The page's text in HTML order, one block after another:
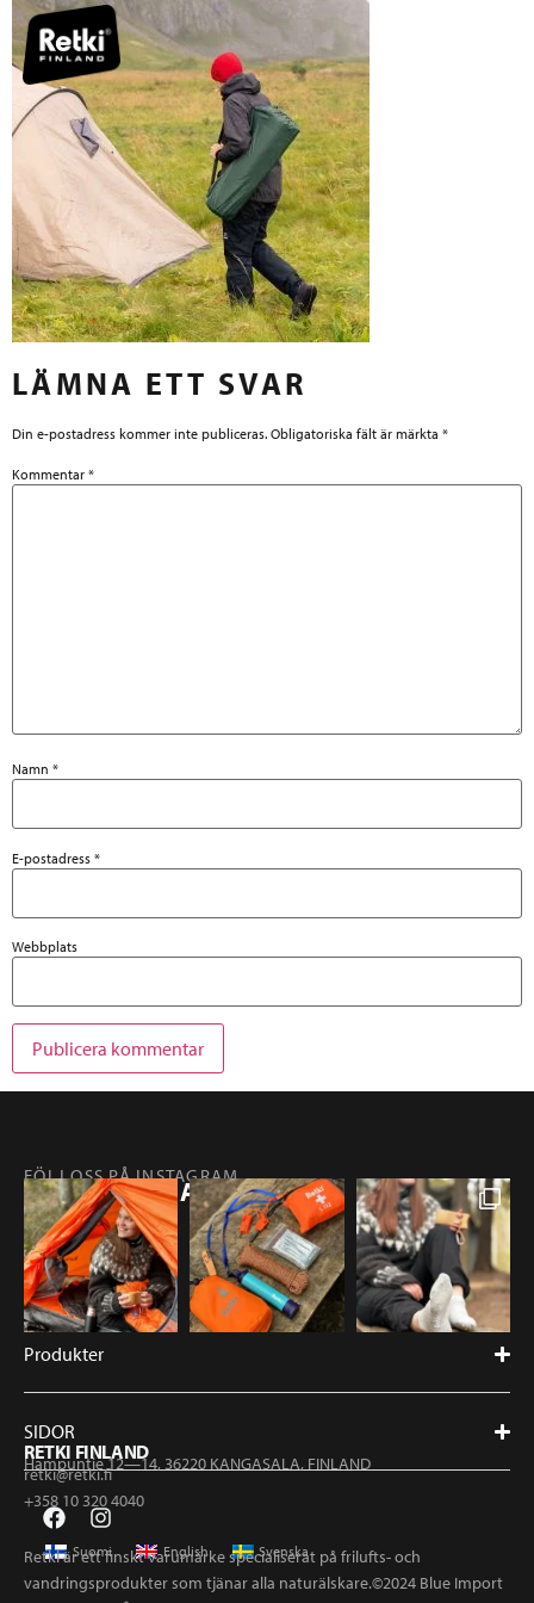
LÄMNA ETT SVAR
Din e-postadress kommer inte publiceras. Obligatoriska fält är märkta *
Kommentar *
Namn *
E-postadress *
Webbplats
FÖLJ OSS PÅ INSTAGRAM
@RETKIFINLAND
Produkter
SIDOR
RETKI FINLAND
Hampuntie 12—14, 36220 KANGASALA, FINLAND
retki@retki.fi
+358 10 320 4040
Suomi English Svenska
Retki är ett finskt varumärke specialiserat på frilufts- och
vandringsprodukter som tjänar alla naturälskare.©2024 Blue Import